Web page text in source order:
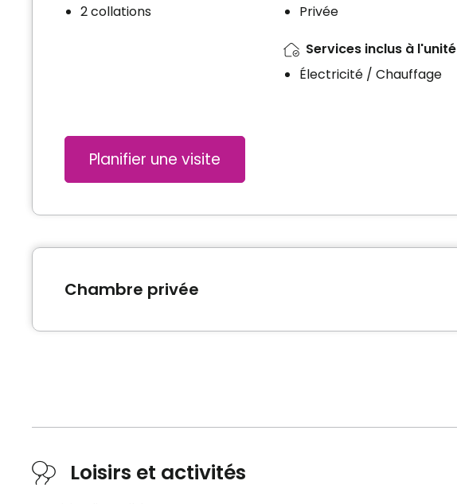
2 collations
Privée
Services inclus à l'unité
Électricité / Chauffage
Planifier une visite
Chambre privée
Inclusions
Loisirs et activités